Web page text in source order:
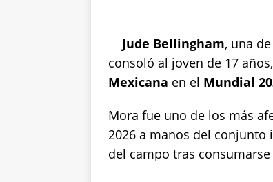
A
p
p
b
o
o
k
r Li
n
k
Jude Bellingham, una
consoló al joven de 17 años,
Mexicana en el Mundial
Mora fue uno de los más
2026 a manos del
del campo tras